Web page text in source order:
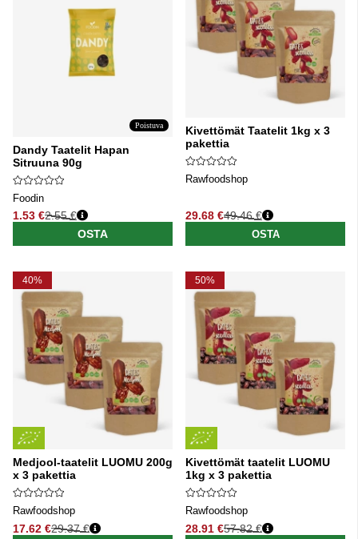
Poistuva
Dandy Taatelit Hapan
Sitruuna 90g
Foodin
1.53 €
Normaali hinta
2.55 €
OSTA
Kivettömät Taatelit 1kg x 3
pakettia
Rawfoodshop
29.68 €
Normaali hinta
49.46 €
OSTA
40%
Medjool-taatelit LUOMU 200g
x 3 pakettia
Rawfoodshop
17.62 €
Normaali hinta
29.37 €
50%
Kivettömät taatelit LUOMU
1kg x 3 pakettia
Rawfoodshop
28.91 €
Normaali hinta
57.82 €